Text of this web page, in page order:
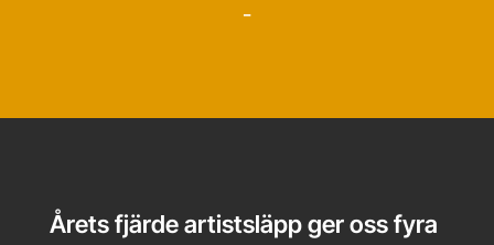
-
Årets fjärde artistsläpp ger oss fyra